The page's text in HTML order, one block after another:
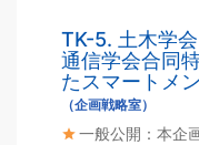
TK-5. 土木学
通信学会合同
たスマートメ
（企画戦略室）
一般公開：本企